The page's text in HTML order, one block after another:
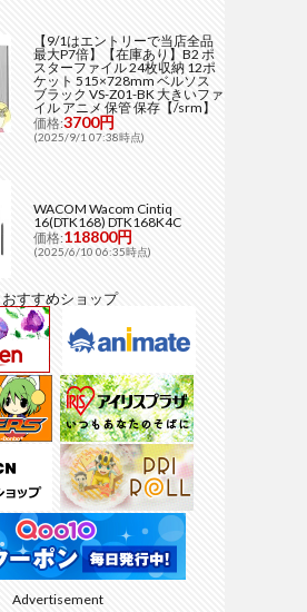
【9/1はエントリーで当店全品
最大P7倍】【在庫あり】B2 ポ
スターファイル 24枚収納 12ポ
ケット 515×728mm ベルソス
ブラック VS-Z01-BK 大きいファ
イル アニメ 保管 保存【/srm】
価格:3700円
(2025/9/1 07:38時点)
WACOM Wacom Cintiq
16(DTK168) DTK168K4C
価格:118800円
(2025/6/10 06:35時点)
おすすめショップ
Advertisement